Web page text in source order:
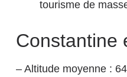
tourisme de
Constantine
– Altitude moyenne :